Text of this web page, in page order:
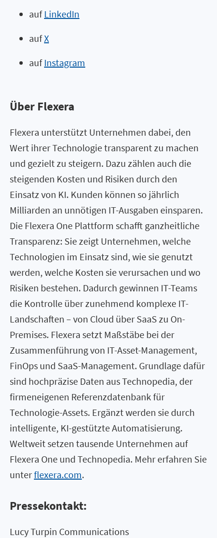
aufLinkedIn
aufX
aufInstagram
Über Flexera
Flexera unterstützt Unternehmen dabei, den
Wert ihrer Technologie transparent zu machen
und gezielt zu steigern. Dazu zählen auch die
steigenden Kosten und Risiken durch den
Einsatz von KI. Kunden können so jährlich
Milliarden an unnötigen IT-Ausgaben einsparen.
Die Flexera One Plattform schafft ganzheitliche
Transparenz: Sie zeigt Unternehmen, welche
Technologien im Einsatz sind, wie sie genutzt
werden, welche Kosten sie verursachen und wo
Risiken bestehen. Dadurch gewinnen IT-Teams
die Kontrolle über zunehmend komplexe IT-
Landschaften – von Cloud über SaaS zu On-
Premises. Flexera setzt Maßstäbe bei der
Zusammenführung von IT-Asset-Management,
FinOps und SaaS-Management. Grundlage dafür
sind hochpräzise Daten aus Technopedia, der
firmeneigenen Referenzdatenbank für
Technologie-Assets. Ergänzt werden sie durch
intelligente, KI-gestützte Automatisierung.
Weltweit setzen tausende Unternehmen auf
Flexera One und Technopedia. Mehr erfahren Sie
unterflexera.com.
Pressekontakt:
Lucy Turpin Communications